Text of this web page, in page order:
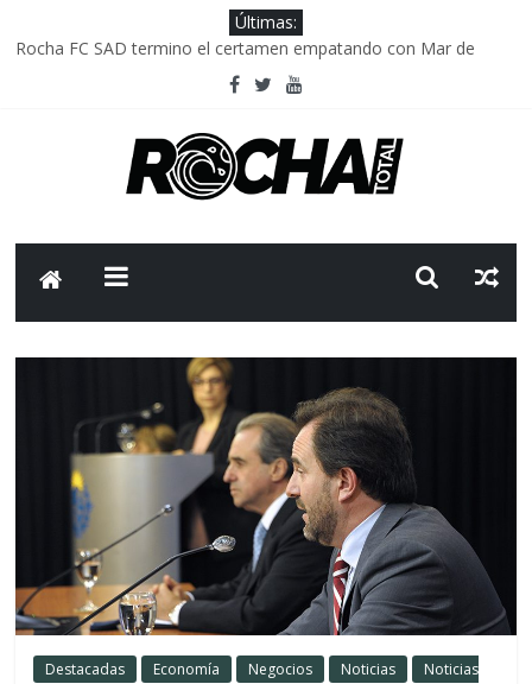
Últimas:
Rocha FC SAD termino el certamen empatando con Mar de
Delegación parlamentaria uruguaya llega a Israel; el Frente
Caso Charles Carrera: la causa que sobrevivió al paso del tiempo
Criminalidad en Uruguay: menos delitos,los homicidios son lo
Destacadas Economía Negocios Noticias
Noticias